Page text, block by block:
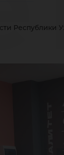
Республики